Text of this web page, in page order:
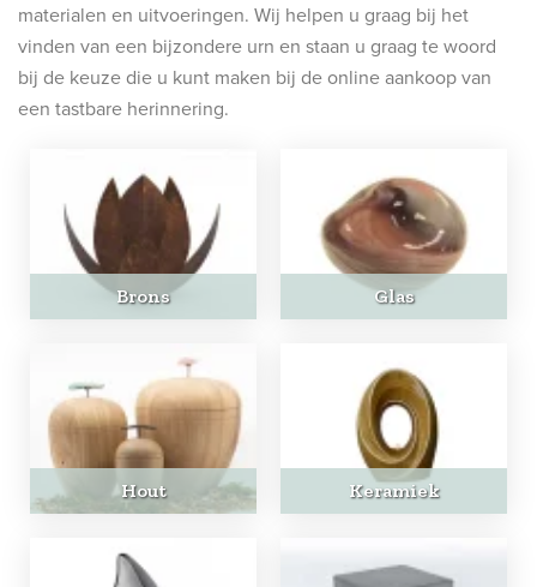
materialen en uitvoeringen. Wij helpen u graag bij het
vinden van een bijzondere urn en staan u graag te woord
bij de keuze die u kunt maken bij de online aankoop van
een tastbare herinnering.
Brons Glas
Hout Keramiek